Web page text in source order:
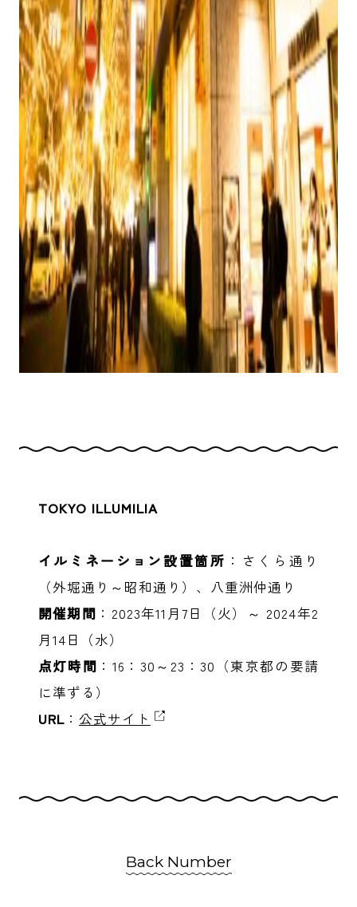
TOKYO ILLUMILIA
イルミネーション設置箇所 ：さくら通り
（外堀通り～昭和通り）、八重洲仲通り
開催期間 ：2023年11月7日（火）～ 2024年2
月14日（水）
点灯時間 ：16：30～23：30（東京都の要請
に準ずる）
URL： 公式サイト
Back Number